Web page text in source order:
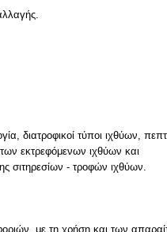
διατροφικοί τύποι ιχθύων,
εκτρεφόμενων ιχθύων και
σιτηρεσίων - τροφών ιχθύων.
με τη χρήση και των